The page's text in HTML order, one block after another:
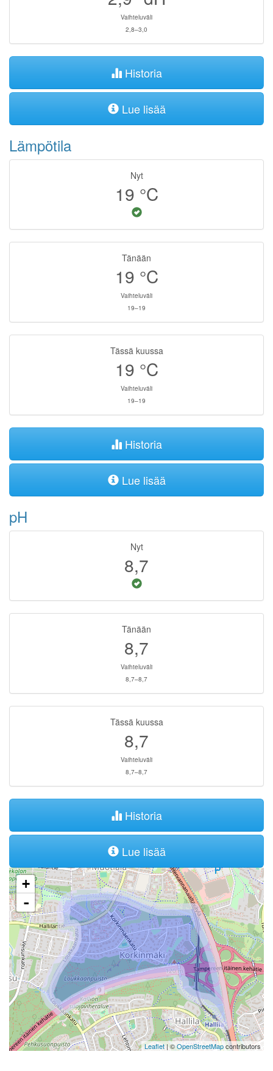
Vaihteluväli
2,8–3,0
Historia
Lue lisää
Lämpötila
Nyt
19 °C
Tänään
19 °C
Vaihteluväli
19–19
Tässä kuussa
19 °C
Vaihteluväli
19–19
Historia
Lue lisää
pH
Nyt
8,7
Tänään
8,7
Vaihteluväli
8,7–8,7
Tässä kuussa
8,7
Vaihteluväli
8,7–8,7
Historia
Lue lisää
+
-
Leaflet| ©OpenStreetMapcontributors